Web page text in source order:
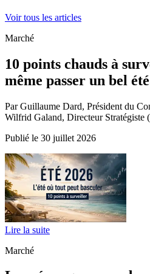
Voir tous les articles
Marché
10 points chauds à
même passer un bel
Par Guillaume Dard, Président du
Wilfrid Galand, Directeur Stratégiste
Publié le 30 juillet 2026
Lire la suite
Marché